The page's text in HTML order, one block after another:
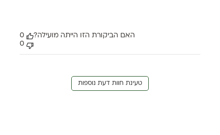
האם הביקורת הזו הייתה מועילה?
0
0
טעינת חוות דעת נוספות